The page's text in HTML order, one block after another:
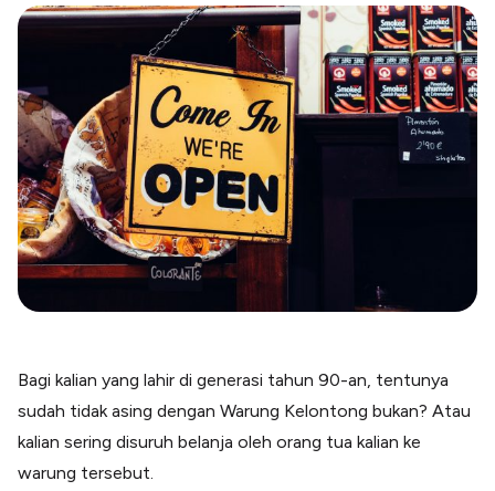
Paper XB
Bayar luar negeri pakai kartu kredit
Kartu Kredit Bisnis
Paper Card
Satu kartu untuk bisnis & personal
Paper Horizon
Kartu korporat expense terlengkap
Solusi Industri
Health & Beauty
Terima Pembayaran Instan Dan CC
Blog
Kumpulan tips dan informasi bisnis
Bagi kalian yang lahir di generasi tahun 90-an, tentunya
sudah tidak asing dengan Warung Kelontong bukan? Atau
kalian sering disuruh belanja oleh orang tua kalian ke
warung tersebut.